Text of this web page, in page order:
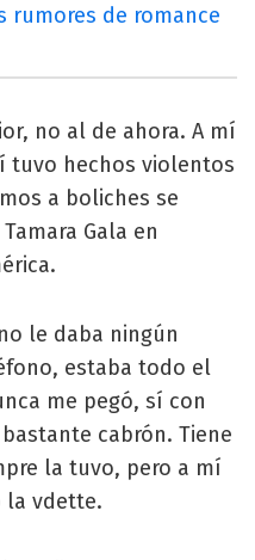
rumores de romance
no al de ahora. A mí
tuvo hechos violentos
a boliches se
Gala en
le daba ningún
estaba todo el
me pegó, sí con
cabrón. Tiene
la tuvo, pero a mí
la vdette.